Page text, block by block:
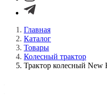
Главная
Каталог
Товары
Колесный трактор
Трактор колесный New